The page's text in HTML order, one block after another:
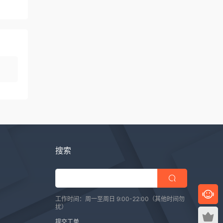
搜索
工作时间：周一至周日 9:00-22:00（其他时间勿
扰）